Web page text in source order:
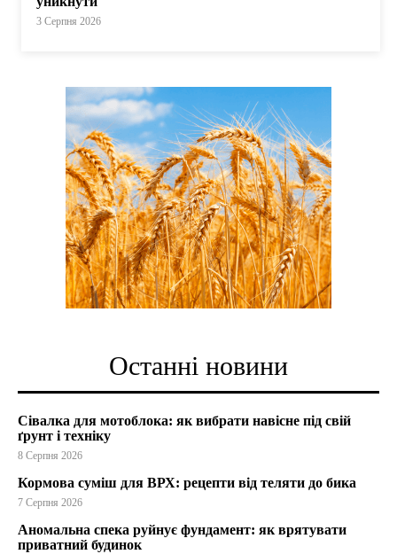
3 Серпня 2026
Останні новини
Сівалка для мотоблока: як вибрати навісне під свій
ґрунт і техніку
8 Серпня 2026
Кормова суміш для ВРХ: рецепти від теляти до бика
7 Серпня 2026
Аномальна спека руйнує фундамент: як врятувати
приватний будинок